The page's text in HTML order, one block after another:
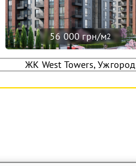
56 000 грн/м2
ЖК West Towers, Ужгород